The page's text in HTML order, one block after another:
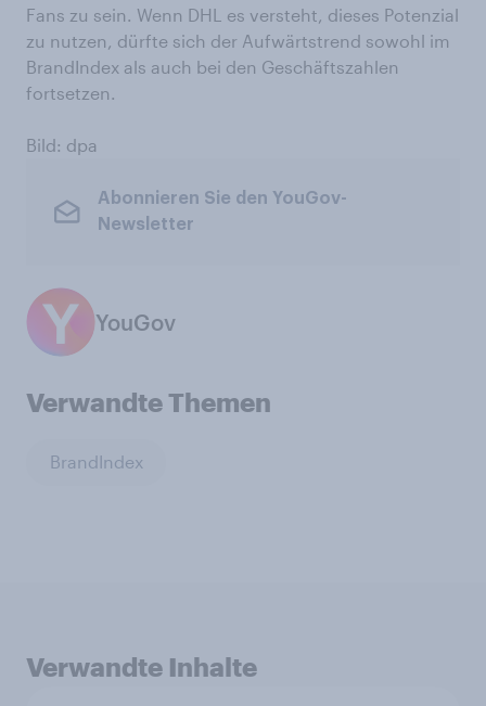
Fans zu sein. Wenn DHL es versteht, dieses Potenzial
zu nutzen, dürfte sich der Aufwärtstrend sowohl im
BrandIndex als auch bei den Geschäftszahlen
fortsetzen.
Bild: dpa
Abonnieren Sie den YouGov-
Newsletter
YouGov
Verwandte Themen
BrandIndex
Verwandte Inhalte